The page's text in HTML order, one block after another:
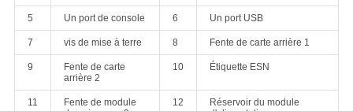
5 Un port de console 6 Un port USB
7 vis de mise à terre 8 Fente de carte arrière 1
9
Fente de carte
arrière 2
10 Étiquette ESN
11
Fente de module
12
Réservoir du module